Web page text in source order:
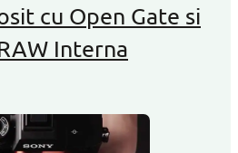
cu Open Gate si
Interna